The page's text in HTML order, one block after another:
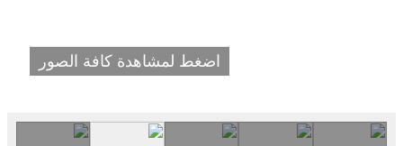
اضغط لمشاهدة كافة الصور